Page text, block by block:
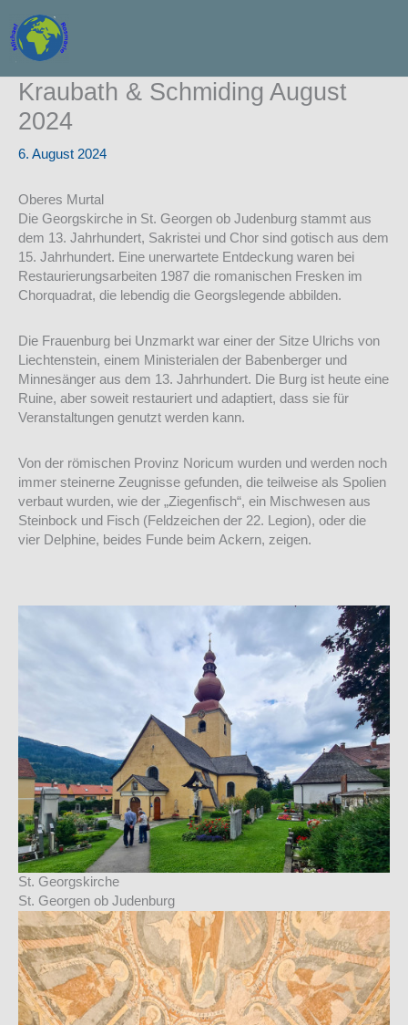
Inhalt
springen
Kraubath & Schmiding August
2024
6. August 2024
Oberes Murtal
Die Georgskirche in St. Georgen ob Judenburg stammt aus
dem 13. Jahrhundert, Sakristei und Chor sind gotisch aus dem
15. Jahrhundert. Eine unerwartete Entdeckung waren bei
Restaurierungsarbeiten 1987 die romanischen Fresken im
Chorquadrat, die lebendig die Georgslegende abbilden.
Die Frauenburg bei Unzmarkt war einer der Sitze Ulrichs von
Liechtenstein, einem Ministerialen der Babenberger und
Minnesänger aus dem 13. Jahrhundert. Die Burg ist heute eine
Ruine, aber soweit restauriert und adaptiert, dass sie für
Veranstaltungen genutzt werden kann.
Von der römischen Provinz Noricum wurden und werden noch
immer steinerne Zeugnisse gefunden, die teilweise als Spolien
verbaut wurden, wie der „Ziegenfisch“, ein Mischwesen aus
Steinbock und Fisch (Feldzeichen der 22. Legion), oder die
vier Delphine, beides Funde beim Ackern, zeigen.
St. Georgskirche
St. Georgen ob Judenburg